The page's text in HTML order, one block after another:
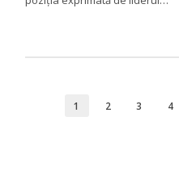
1 2 3 4